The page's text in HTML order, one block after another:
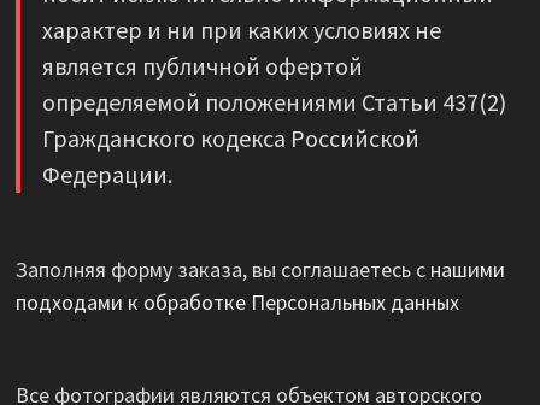
характер и ни при каких условиях не
является публичной офертой
определяемой положениями Статьи 437(2)
Гражданского кодекса Российской
Федерации.
Заполняя форму заказа, вы соглашаетесь с нашими
подходами к обработке Персональных данных
Все фотографии являются объектом авторского